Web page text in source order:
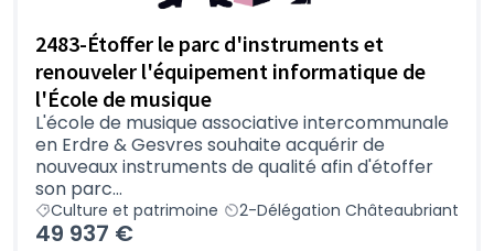
2483-Étoffer le parc d'instruments et
renouveler l'équipement informatique de
l'École de musique
L'école de musique associative intercommunale
en Erdre & Gesvres souhaite acquérir de
nouveaux instruments de qualité afin d'étoffer
son parc...
Culture et patrimoine 2-Délégation Châteaubriant
49 937 €